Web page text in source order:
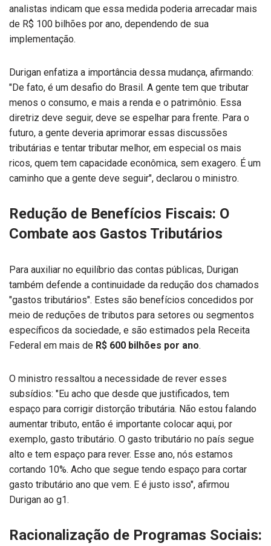
analistas indicam que essa medida poderia arrecadar mais
de R$ 100 bilhões por ano, dependendo de sua
implementação.
Durigan enfatiza a importância dessa mudança, afirmando:
"De fato, é um desafio do Brasil. A gente tem que tributar
menos o consumo, e mais a renda e o patrimônio. Essa
diretriz deve seguir, deve se espelhar para frente. Para o
futuro, a gente deveria aprimorar essas discussões
tributárias e tentar tributar melhor, em especial os mais
ricos, quem tem capacidade econômica, sem exagero. É um
caminho que a gente deve seguir", declarou o ministro.
Redução de Benefícios Fiscais: O
Combate aos Gastos Tributários
Para auxiliar no equilíbrio das contas públicas, Durigan
também defende a continuidade da redução dos chamados
"gastos tributários". Estes são benefícios concedidos por
meio de reduções de tributos para setores ou segmentos
específicos da sociedade, e são estimados pela Receita
Federal em mais de R$ 600 bilhões por ano.
O ministro ressaltou a necessidade de rever esses
subsídios: "Eu acho que desde que justificados, tem
espaço para corrigir distorção tributária. Não estou falando
aumentar tributo, então é importante colocar aqui, por
exemplo, gasto tributário. O gasto tributário no país segue
alto e tem espaço para rever. Esse ano, nós estamos
cortando 10%. Acho que segue tendo espaço para cortar
gasto tributário ano que vem. E é justo isso", afirmou
Durigan ao g1.
Racionalização de Programas Sociais: